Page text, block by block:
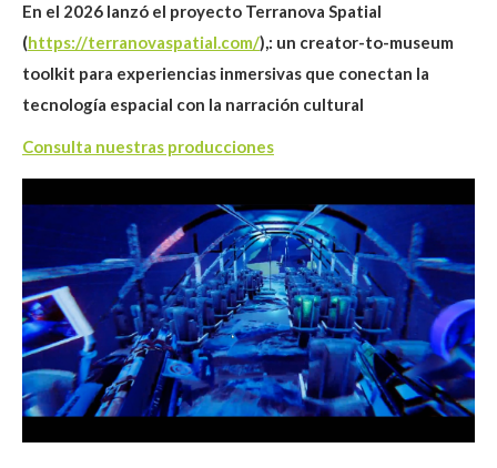
En el 2026 lanzó el proyecto Terranova Spatial
(https://terranovaspatial.com/),: un creator-to-museum
toolkit para experiencias inmersivas que conectan la
tecnología espacial con la narración cultural
Consulta nuestras producciones